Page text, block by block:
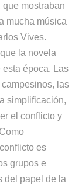
mostraban
mucha música
Vives.
la novela
época. Las
las
simplificación,
el conflicto y
es
grupos e
del papel de la